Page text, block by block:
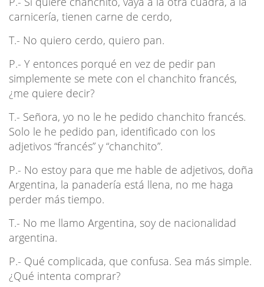
carnicería, tienen carne de cerdo,
T.- No quiero cerdo, quiero pan.
P.- Y entonces porqué en vez de pedir pan
simplemente se mete con el chanchito francés,
¿me quiere decir?
T.- Señora, yo no le he pedido chanchito francés.
Solo le he pedido pan, identificado con los
adjetivos “francés” y “chanchito”.
P.- No estoy para que me hable de adjetivos, doña
Argentina, la panadería está llena, no me haga
perder más tiempo.
T.- No me llamo Argentina, soy de nacionalidad
argentina.
P.- Qué complicada, que confusa. Sea más simple.
¿Qué intenta comprar?